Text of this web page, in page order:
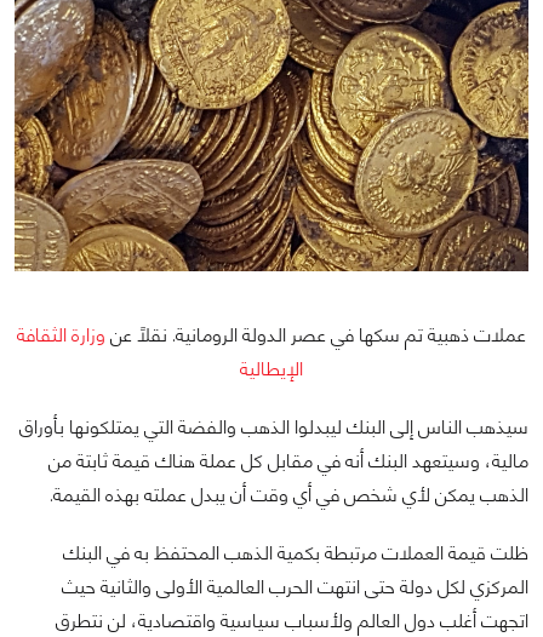
عملات ذهبية تم سكها في عصر الدولة الرومانية. نقلاً عن وزارة الثقافة
الإيطالية
سيذهب الناس إلى البنك ليبدلوا الذهب والفضة التي يمتلكونها بأوراق
مالية، وسيتعهد البنك أنه في مقابل كل عملة هناك قيمة ثابتة من
الذهب يمكن لأي شخص في أي وقت أن يبدل عملته بهذه القيمة.
ظلت قيمة العملات مرتبطة بكمية الذهب المحتفظ به في البنك
المركزي لكل دولة حتى انتهت الحرب العالمية الأولى والثانية حيث
اتجهت أغلب دول العالم ولأسباب سياسية واقتصادية، لن نتطرق